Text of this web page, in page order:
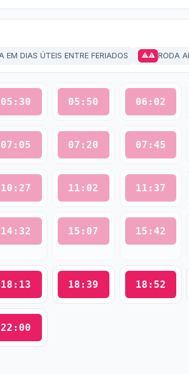
EM DIAS ÚTEIS ENTRE FERIADOS ⚠⚠ RODA
05:30 05:50 06:02
07:05 07:20 07:45
10:27 11:02 11:37
14:32 15:07 15:42
18:13 18:39 18:52
22:00